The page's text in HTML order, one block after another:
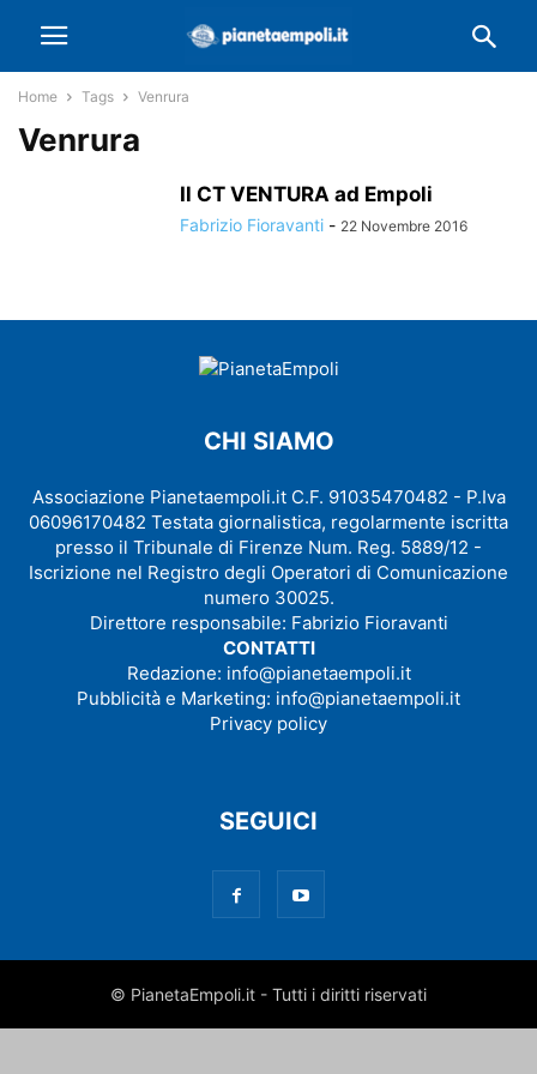
Home Tags Venrura
Venrura
Il CT VENTURA ad Empoli
Fabrizio Fioravanti - 22 Novembre 2016
CHI SIAMO
Associazione Pianetaempoli.it C.F. 91035470482 - P.Iva
06096170482 Testata giornalistica, regolarmente iscritta
presso il Tribunale di Firenze Num. Reg. 5889/12 -
Iscrizione nel Registro degli Operatori di Comunicazione
numero 30025.
Direttore responsabile: Fabrizio Fioravanti
CONTATTI
Redazione: info@pianetaempoli.it
Pubblicità e Marketing: info@pianetaempoli.it
Privacy policy
SEGUICI
© PianetaEmpoli.it - Tutti i diritti riservati